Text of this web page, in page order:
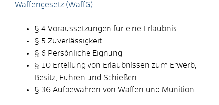
Waffengesetz (WaffG):
§ 4 Voraussetzungen für eine Erlaubnis
§ 5 Zuverlässigkeit
§ 6 Persönliche Eignung
§ 10 Erteilung von Erlaubnissen zum Erwerb,
Besitz, Führen und Schießen
§ 36 Aufbewahren von Waffen und Munition